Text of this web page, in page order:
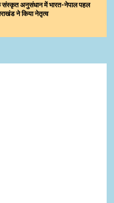
संस्कृत अनुसंधान में भारत-नेपाल पहल
ने किया नेतृत्व